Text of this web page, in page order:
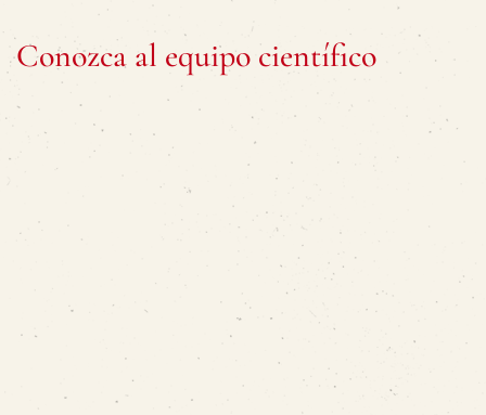
Conozca al equipo científico
Él es el Dr. Ismael Segura Ulate, biólogo molecular y
docente de la Facultad de Farmacia e investigador del